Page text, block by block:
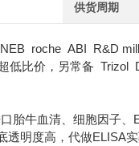
供货周期
roche ABI R&D
低比价，另常备
胎牛血清、细胞因子、
明度高，代做ELISA实